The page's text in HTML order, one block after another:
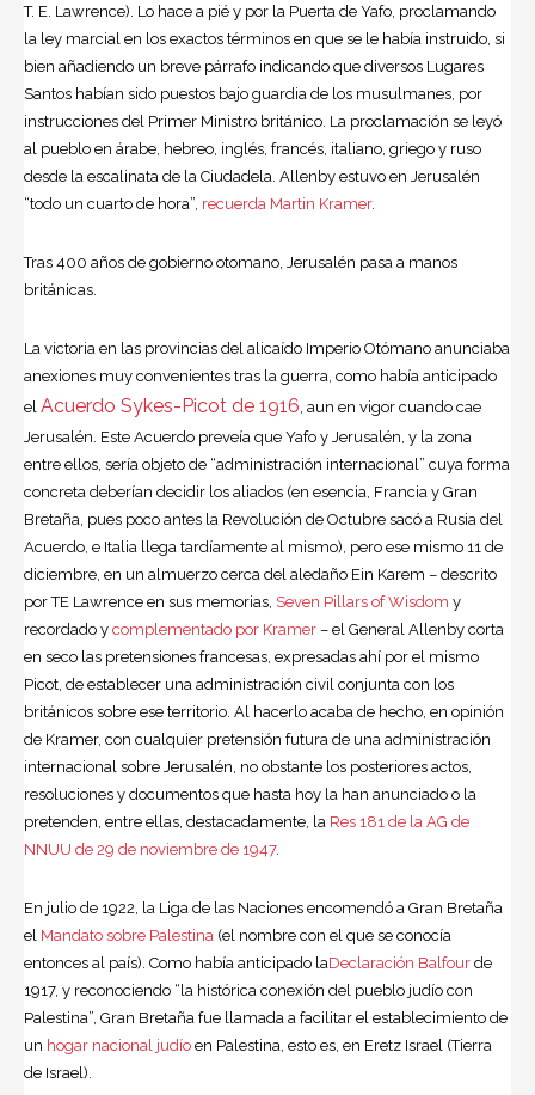
T. E. Lawrence). Lo hace a pié y por la Puerta de Yafo, proclamando
la ley marcial en los exactos términos en que se le había instruido, si
bien añadiendo un breve párrafo indicando que diversos Lugares
Santos habían sido puestos bajo guardia de los musulmanes, por
instrucciones del Primer Ministro británico. La proclamación se leyó
al pueblo en árabe, hebreo, inglés, francés, italiano, griego y ruso
desde la escalinata de la Ciudadela. Allenby estuvo en Jerusalén
“todo un cuarto de hora”, recuerda Martin Kramer.
Tras 400 años de gobierno otomano, Jerusalén pasa a manos
británicas.
La victoria en las provincias del alicaído Imperio Otómano anunciaba
anexiones muy convenientes tras la guerra, como había anticipado
el Acuerdo Sykes-Picot de 1916 , aun en vigor cuando cae
Jerusalén. Este Acuerdo preveía que Yafo y Jerusalén, y la zona
entre ellos, sería objeto de “administración internacional” cuya forma
concreta deberían decidir los aliados (en esencia, Francia y Gran
Bretaña, pues poco antes la Revolución de Octubre sacó a Rusia del
Acuerdo, e Italia llega tardíamente al mismo), pero ese mismo 11 de
diciembre, en un almuerzo cerca del aledaño Ein Karem – descrito
por TE Lawrence en sus memorias, Seven Pillars of Wisdom y
recordado y complementado por Kramer – el General Allenby corta
en seco las pretensiones francesas, expresadas ahí por el mismo
Picot, de establecer una administración civil conjunta con los
británicos sobre ese territorio. Al hacerlo acaba de hecho, en opinión
de Kramer, con cualquier pretensión futura de una administración
internacional sobre Jerusalén, no obstante los posteriores actos,
resoluciones y documentos que hasta hoy la han anunciado o la
pretenden, entre ellas, destacadamente, la Res 181 de la AG de
NNUU de 29 de noviembre de 1947.
En julio de 1922, la Liga de las Naciones encomendó a Gran Bretaña
el Mandato sobre Palestina (el nombre con el que se conocía
entonces al país). Como había anticipado laDeclaración Balfour de
1917, y reconociendo “la histórica conexión del pueblo judío con
Palestina”, Gran Bretaña fue llamada a facilitar el establecimiento de
un hogar nacional judío en Palestina, esto es, en Eretz Israel (Tierra
de Israel).